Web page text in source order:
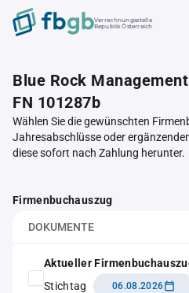
Verrechnungsstelle
Republik Österreich
Blue Rock
FN 101287b
Wählen Sie die gewünschten
Jahresabschlüsse oder
diese sofort nach Zahlung herunter.
Firmenbuchauszug
DOKUMENTE
Aktueller
Stichtag
06.08.2026